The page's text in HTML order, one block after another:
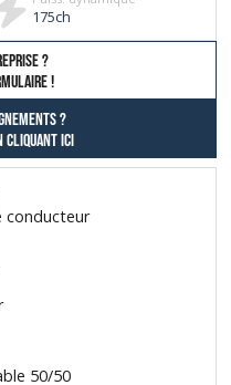
175ch
?
!
?
cliquant ici
conducteur
50/50